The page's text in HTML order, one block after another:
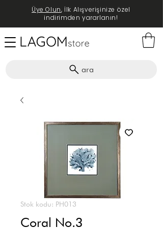
ara
Üye Olun, İlk Alışverişinize özel
indirimden yararlanın!
Stok kodu: PH013
Coral No.3